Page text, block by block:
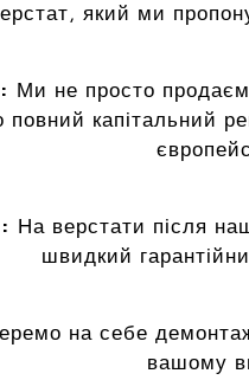
який ми
Ми не просто
капітальний
На верстати після
швидкий
на себе
вашому